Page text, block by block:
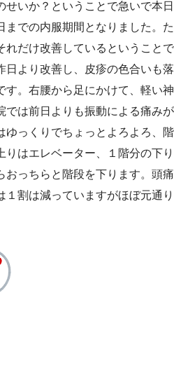
せいか？ということで急いで本日
までの内服期間となりました。た
れだけ改善しているということで
日より改善し、皮疹の色合いも落
す。右腰から足にかけて、軽い神
では前日よりも振動による痛みが
ゆっくりでちょっとよろよろ、階
はエレベーター、１階分の下り
おっちらと階段を下ります。頭痛
割は減っていますがほぼ元通り